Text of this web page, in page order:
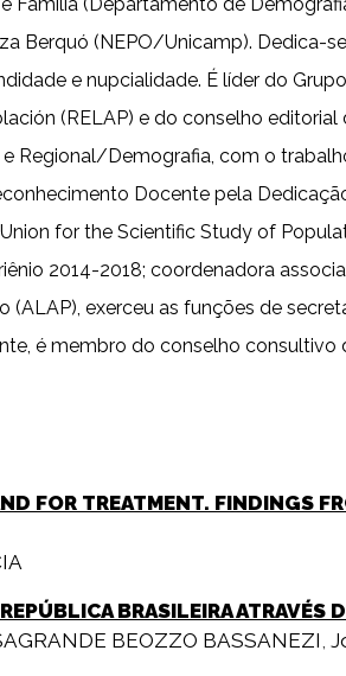
Família (Departamento de
Berquó (NEPO/Unicamp). Dedica-
e nupcialidade. É líder do
(RELAP) e do conselho
Regional/Demografia, com o
Docente pela
for the Scientific Study of
2014-2018; coordenadora
exerceu as funções de
é membro do conselho consultivo
FOR TREATMENT. FINDINGS
BRASILEIRA
BEOZZO BASSANEZI,